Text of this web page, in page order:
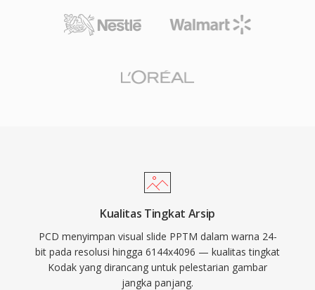
Kualitas Tingkat Arsip
PCD menyimpan visual slide PPTM dalam warna 24-
bit pada resolusi hingga 6144x4096 — kualitas tingkat
Kodak yang dirancang untuk pelestarian gambar
jangka panjang.